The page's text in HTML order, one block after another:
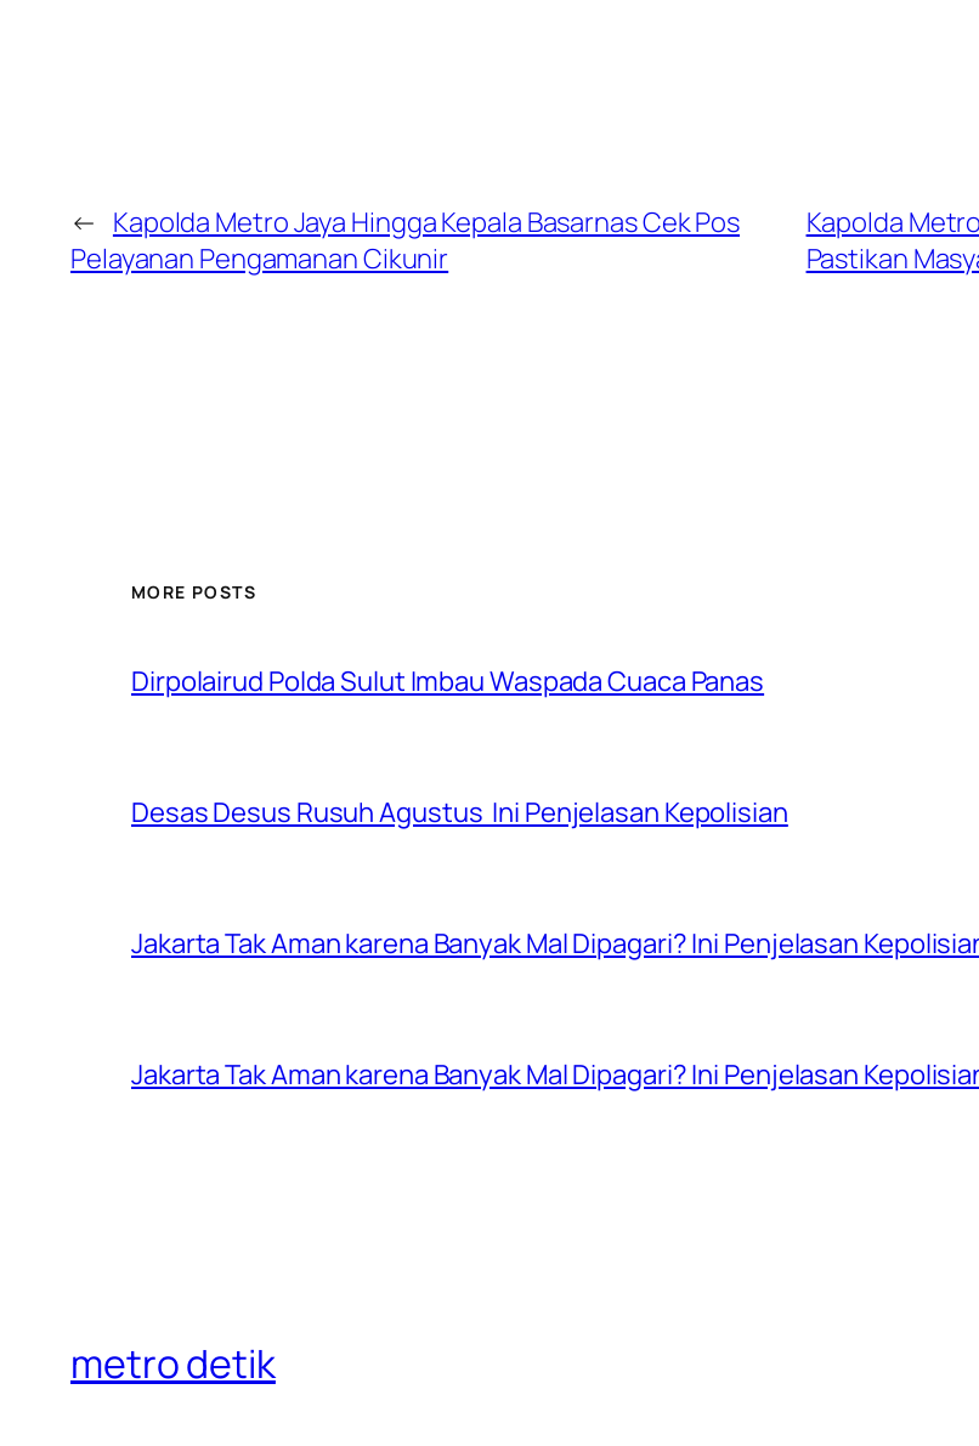
← Kapolda Metro Jaya Hingga Kepala Basarnas Cek Pos
Pelayanan Pengamanan Cikunir
Kapolda
Pastikan
MORE POSTS
Dirpolairud Polda Sulut Imbau Waspada Cuaca Panas
Desas Desus Rusuh Agustus Ini Penjelasan Kepolisian
Jakarta Tak Aman karena Banyak Mal Dipagari? Ini Penjelasan
Jakarta Tak Aman karena Banyak Mal Dipagari? Ini Penjelasan
metro detik